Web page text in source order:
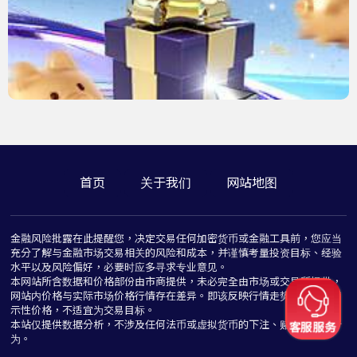
首页 关于我们 网站地图
金融风险批露在此提醒您，决定交易任何加密货币或金融工具前，您应当
充分了解与金融市场交易相关的风险和成本，并谨慎考量投资目标、经验
水平以及风险偏好，必要时应多寻求专业意见。
本网站所含数据和价格部份由市商提供，未必完全由市场或交易所提供，
网站内价格与实际市场价格行情存在差异。即该反映行情走势价格仅为指
示性价格，不适宜为交易目标。
本站仅提供数据分析，不涉及任何法币或虚拟货币的下注、赌博与推介行
为。